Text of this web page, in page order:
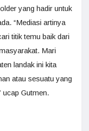
yang hadir untuk
“Mediasi artinya
titik temu baik dari
Mari
landak ini kita
atau sesuatu yang
ucap Gutmen.